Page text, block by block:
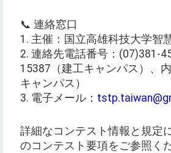
📞 連絡窓口
1. 主催：国立高雄科技大学智
2. 連絡先電話番号：(07)381-
15387（建工キャンパス）、
キャンパス）
3. 電子メール：
詳細なコンテスト情報と規定
のコンテスト要項をご参照く